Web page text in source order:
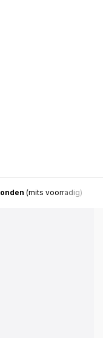
(mits voorradig)